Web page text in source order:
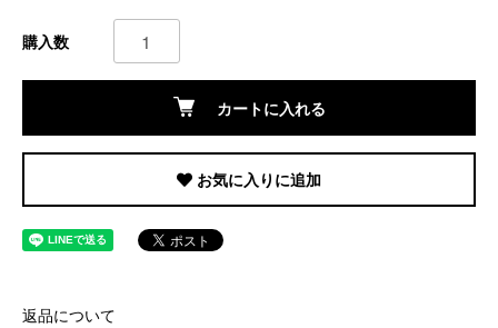
購入数
カートに入れる
お気に入りに追加
返品について